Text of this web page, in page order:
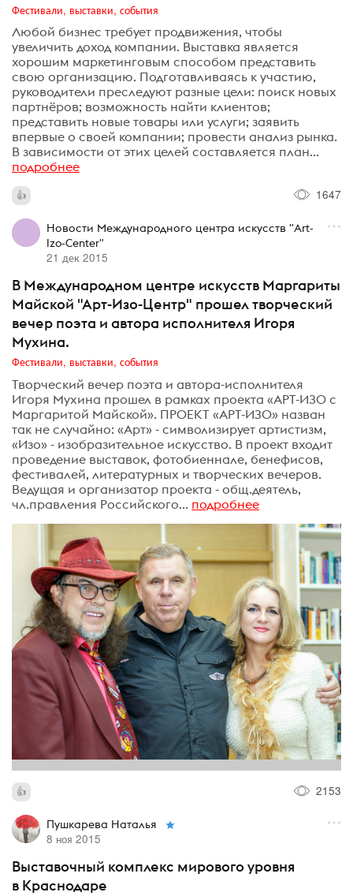
Фестивали, выставки, события
Любой бизнес требует продвижения, чтобы
увеличить доход компании. Выставка является
хорошим маркетинговым способом представить
свою организацию. Подготавливаясь к участию,
руководители преследуют разные цели: поиск новых
партнёров; возможность найти клиентов;
представить новые товары или услуги; заявить
впервые о своей компании; провести анализ рынка.
В зависимости от этих целей составляется план...
подробнее
1647
Новости Международного центра искусств "Art-
Izo-Center"
21 дек 2015
В Международном центре искусств Маргариты
Майской "Арт-Изо-Центр" прошел творческий
вечер поэта и автора исполнителя Игоря
Мухина.
Фестивали, выставки, события
Творческий вечер поэта и автора-исполнителя
Игоря Мухина прошел в рамках проекта «АРТ-ИЗО с
Маргаритой Майской». ПРОЕКТ «АРТ-ИЗО» назван
так не случайно: «Арт» - символизирует артистизм,
«Изо» - изобразительное искусство. В проект входит
проведение выставок, фотобиеннале, бенефисов,
фестивалей, литературных и творческих вечеров.
Ведущая и организатор проекта - общ.деятель,
чл.правления Российского... подробнее
2153
Пушкарева Наталья
8 ноя 2015
Выставочный комплекс мирового уровня
в Краснодаре